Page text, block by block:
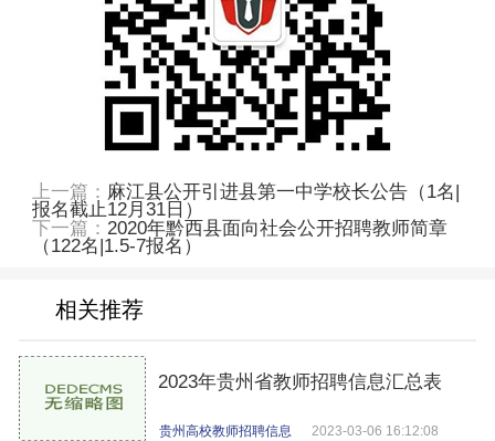
上一篇： 麻江县公开引进县第一中学校长公告（1名|
报名截止12月31日）
下一篇： 2020年黔西县面向社会公开招聘教师简章
（122名|1.5-7报名）
相关推荐
2023年贵州省教师招聘信息汇总表
贵州高校教师招聘信息 2023-03-06 16:12:08